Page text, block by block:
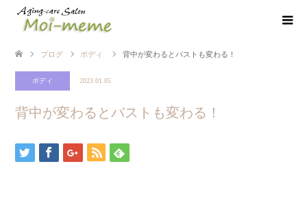
ブログ ボディ 背中が変わるとバストも変わる！
ボディ 2023.01.05
背中が変わるとバストも変わる！